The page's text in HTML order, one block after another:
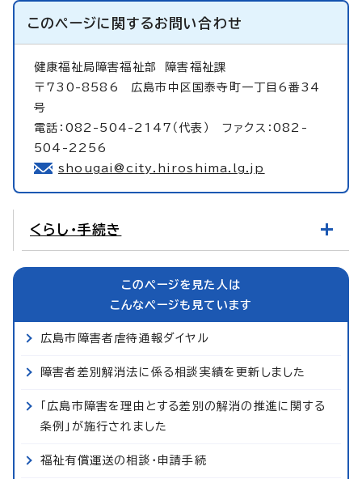
このページに関するお問い合わせ
健康福祉局障害福祉部
障害福祉課
〒730-8586 広島市中区国泰寺町一丁目6番34
号
電話：082-504-2147（代表） ファクス：082-
504-2256
shougai@city.hiroshima.lg.jp
くらし・手続き
このページを見た人は
こんなページも見ています
広島市障害者虐待通報ダイヤル
障害者差別解消法に係る相談実績を更新しました
「広島市障害を理由とする差別の解消の推進に関する
条例」が施行されました
福祉有償運送の相談・申請手続